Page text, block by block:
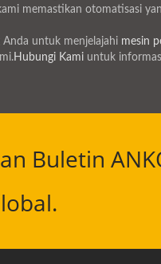
memastikan otomatisasi
untuk menjelajahi mesin
Hubungi Kami untuk
Buletin